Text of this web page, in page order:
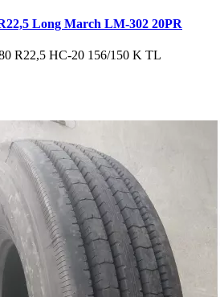
Long March LM-302 20PR
R22,5 НС-20 156/150 K TL